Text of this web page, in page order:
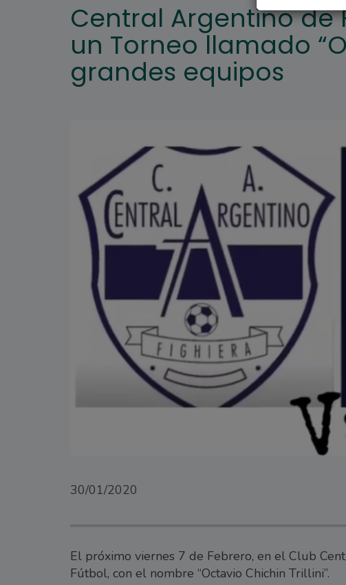
Central Argentino de
un Torneo llamado
grandes equipos
30/01/2020
El próximo viernes 7 de Febrero, en el Club
Fútbol, con el nombre “Octavio Chichin Trillini”.